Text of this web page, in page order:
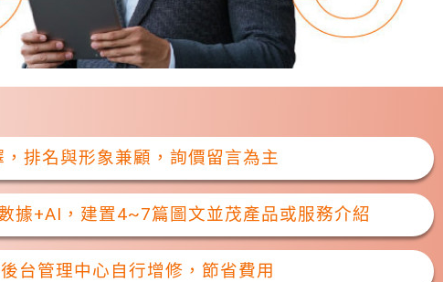
排名與形象兼顧，詢價留言為主
據+AI，建置4~7篇圖文並茂產品或服務介紹
台管理中心自行增修，節省費用